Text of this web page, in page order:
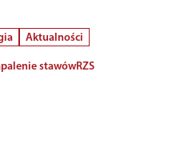
Aktualności
stawówRZS